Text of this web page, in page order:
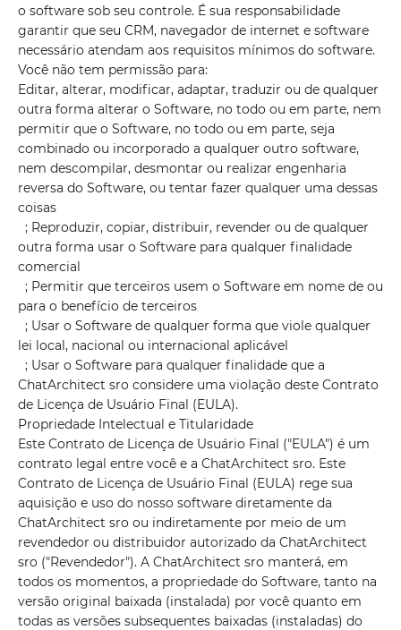
o software sob seu controle. É sua responsabilidade
garantir que seu CRM, navegador de internet e software
necessário atendam aos requisitos mínimos do software.
Você não tem permissão para:
Editar, alterar, modificar, adaptar, traduzir ou de qualquer
outra forma alterar o Software, no todo ou em parte, nem
permitir que o Software, no todo ou em parte, seja
combinado ou incorporado a qualquer outro software,
nem descompilar, desmontar ou realizar engenharia
reversa do Software, ou tentar fazer qualquer uma dessas
coisas
; Reproduzir, copiar, distribuir, revender ou de qualquer
outra forma usar o Software para qualquer finalidade
comercial
; Permitir que terceiros usem o Software em nome de ou
para o benefício de terceiros
; Usar o Software de qualquer forma que viole qualquer
lei local, nacional ou internacional aplicável
; Usar o Software para qualquer finalidade que a
ChatArchitect sro considere uma violação deste Contrato
de Licença de Usuário Final (EULA).
Propriedade Intelectual e Titularidade
Este Contrato de Licença de Usuário Final ("EULA") é um
contrato legal entre você e a ChatArchitect sro. Este
Contrato de Licença de Usuário Final (EULA) rege sua
aquisição e uso do nosso software diretamente da
ChatArchitect sro ou indiretamente por meio de um
revendedor ou distribuidor autorizado da ChatArchitect
sro ("Revendedor"). A ChatArchitect sro manterá, em
todos os momentos, a propriedade do Software, tanto na
versão original baixada (instalada) por você quanto em
todas as versões subsequentes baixadas (instaladas) do